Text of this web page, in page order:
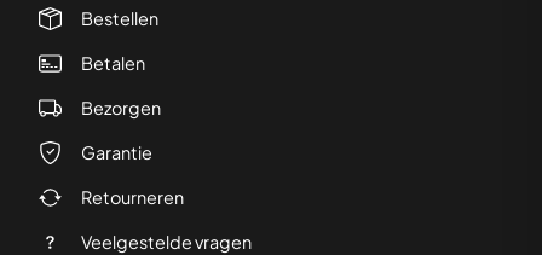
Bestellen
Betalen
Bezorgen
Garantie
Retourneren
Veelgestelde vragen